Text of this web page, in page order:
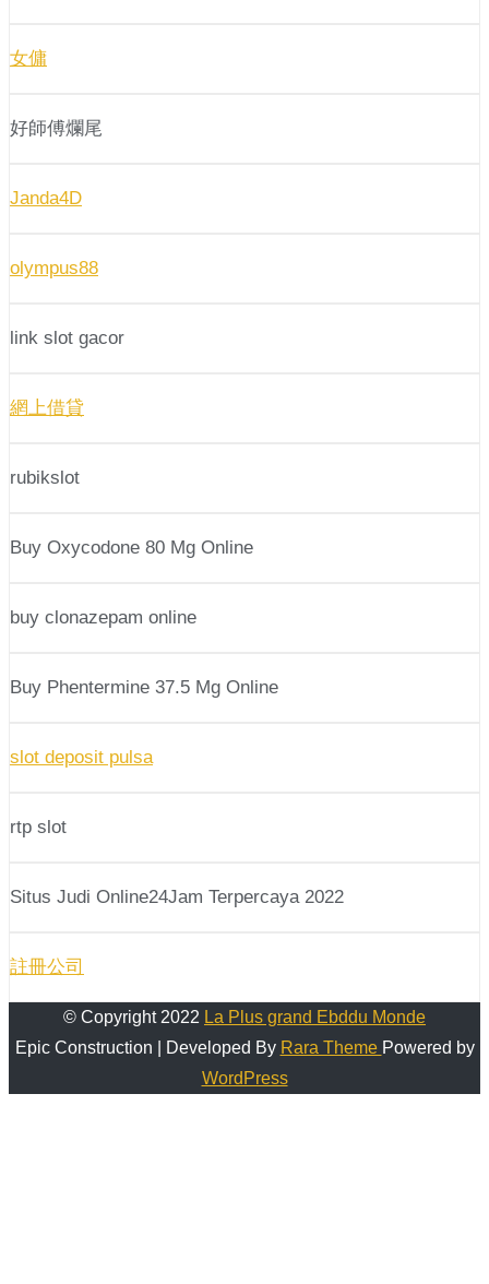
女傭
好師傅爛尾
Janda4D
olympus88
link slot gacor
網上借貸
rubikslot
Buy Oxycodone 80 Mg Online
buy clonazepam online
Buy Phentermine 37.5 Mg Online
slot deposit pulsa
rtp slot
Situs Judi Online24Jam Terpercaya 2022
註冊公司
© Copyright 2022 La Plus grand Ebddu Monde
Epic Construction | Developed By Rara Theme Powered by
WordPress